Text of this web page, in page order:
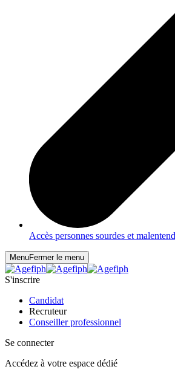
Accès personnes sourdes et
MenuFermer le menu
S'inscrire
Candidat
Recruteur
Conseiller professionnel
Se connecter
Accédez à votre espace dédié